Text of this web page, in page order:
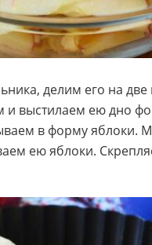
делим его на
и выстилаем ею дно
в форму яблоки.
ею яблоки.